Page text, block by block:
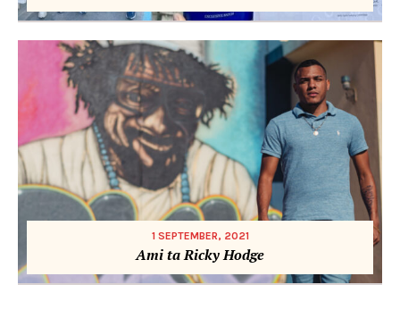
1 SEPTEMBER, 2021
Ami ta Ricky Hodge